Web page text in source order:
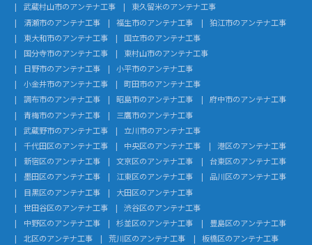
武蔵村山市のアンテナ工事
東久留米のアンテナ工事
清瀬市のアンテナ工事
福生市のアンテナ工事
狛江市のアンテナ工事
東大和市のアンテナ工事
国立市のアンテナ工事
国分寺市のアンテナ工事
東村山市のアンテナ工事
日野市のアンテナ工事
小平市のアンテナ工事
小金井市のアンテナ工事
町田市のアンテナ工事
調布市のアンテナ工事
昭島市のアンテナ工事
府中市のアンテナ工事
青梅市のアンテナ工事
三鷹市のアンテナ工事
武蔵野市のアンテナ工事
立川市のアンテナ工事
千代田区のアンテナ工事
中央区のアンテナ工事
港区のアンテナ工事
新宿区のアンテナ工事
文京区のアンテナ工事
台東区のアンテナ工事
墨田区のアンテナ工事
江東区のアンテナ工事
品川区のアンテナ工事
目黒区のアンテナ工事
大田区のアンテナ工事
世田谷区のアンテナ工事
渋谷区のアンテナ工事
中野区のアンテナ工事
杉並区のアンテナ工事
豊島区のアンテナ工事
北区のアンテナ工事
荒川区のアンテナ工事
板橋区のアンテナ工事